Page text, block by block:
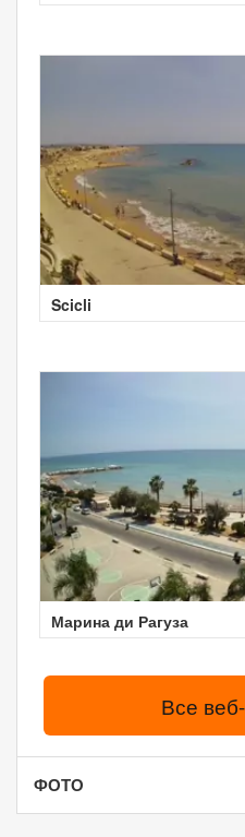
Scicli
Марина ди Рагуза
Все
ФОТО